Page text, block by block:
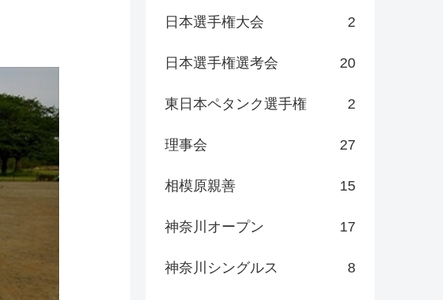
日本選手権大会 2
日本選手権選考会 20
東日本ペタンク選手権 2
理事会 27
相模原親善 15
神奈川オープン 17
神奈川シングルス 8